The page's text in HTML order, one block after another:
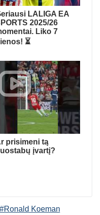
LALIGA EA
2025/26
Liko 7
⏳
prisimeni tą
įvartį?
#Ronald Koeman